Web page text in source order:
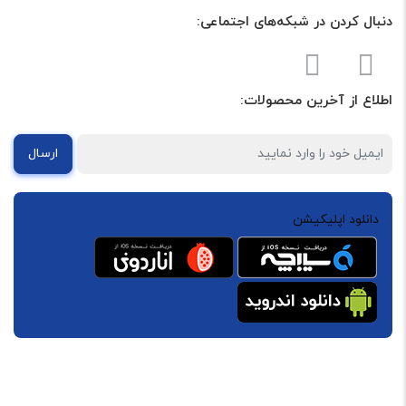
دنبال کردن در شبکه‌های اجتماعی:
اطلاع از آخرین محصولات:
ارسال
دانلود اپلیکیشن